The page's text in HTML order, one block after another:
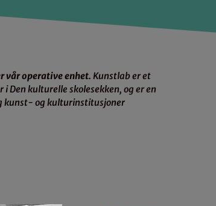
vår operative enhet. Kunstlab er et
Den kulturelle skolesekken, og er en
kunst- og kulturinstitusjoner